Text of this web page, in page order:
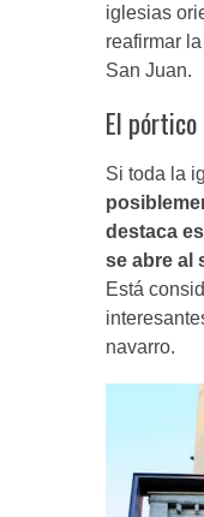
iglesias
reafirmar
San Juan.
El pórtico
Si toda la
destaca
se abre al
Está
navarro.